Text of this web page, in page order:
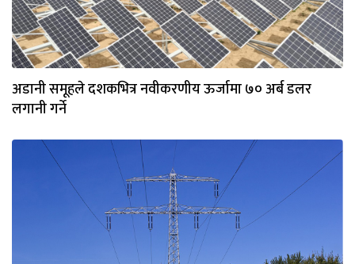
अडानी समूहले दशकभित्र नवीकरणीय ऊर्जामा ७० अर्ब डलर
लगानी गर्ने